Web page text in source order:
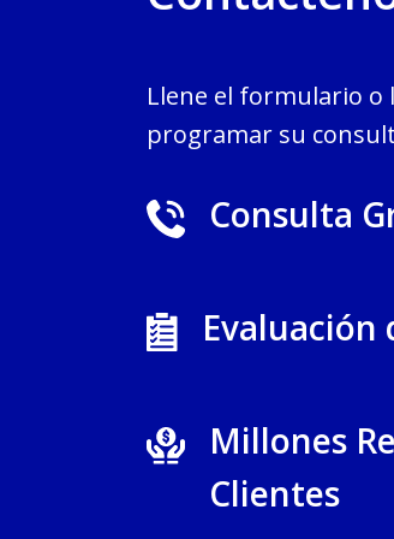
Llene el formulario o
programar su
Consulta
Evaluación
Millones
Clientes